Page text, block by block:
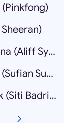
(Pinkfong)
Bobo Dimana (Aliff Syukri)
Di Matamu (Sufian Suhaimi)
Lagi Syantik (Siti Badriah)